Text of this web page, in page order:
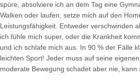
spüre, absolviere ich an dem Tag eine
Walken oder laufen, setze mich auf den
Leistungsfähigkeit. Entweder verschwinden
ich fühle mich super, oder die Krankheit
und ich schlafe mich aus. In 90 % der Fälle
leichten Sport! Jeder muss auf seine
moderate Bewegung schadet aber nie, kann